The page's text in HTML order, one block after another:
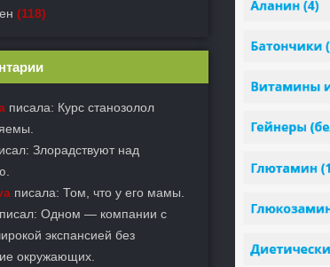
(118)
писала: Курс станозолол
Злорадствуют над
писала: Том, что у его мамы.
писал: Одном — компании с
экспансией без
окружающих.